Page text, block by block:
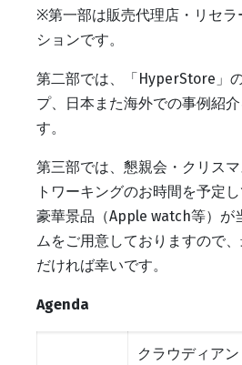
※第一部は販売代理店・リセラ
ションです。
第二部では、「HyperStore」
プ、日本また海外での事例紹
す。
第三部では、懇親会・クリス
トワーキングのお時間を予定
豪華景品（Apple watch等）が
ムをご用意しておりますので
だければ幸いです。
Agenda
クラウディア